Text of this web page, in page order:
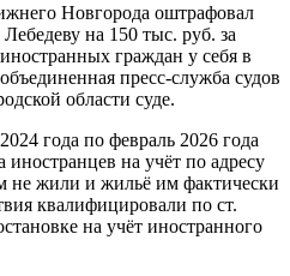
Новгорода оштрафовал
на 150 тыс. руб. за
граждан у себя в
пресс-служба судов
области суде.
года по февраль 2026 года
на учёт по адресу
не жили и жильё им фактически
квалифицировали по ст.
на учёт иностранного